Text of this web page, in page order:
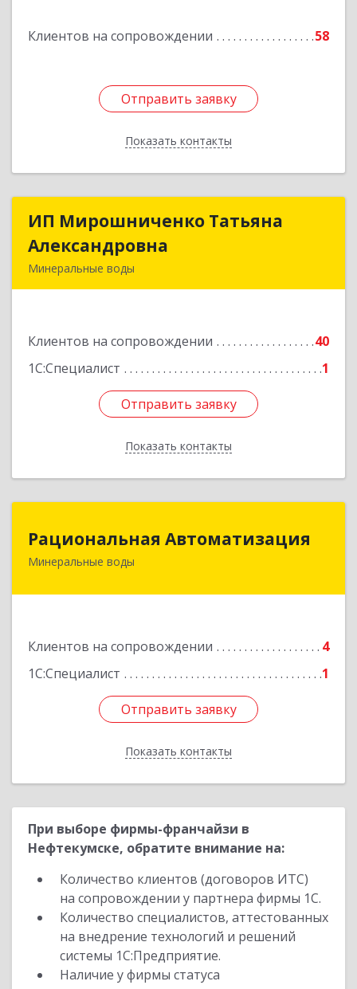
Клиентов на сопровождении 58
Отправить заявку
Показать контакты
Отправить заявку
Назад
ИП Мирошниченко Татьяна
Александровна
Минеральные воды
Клиентов на сопровождении
40
1С:Специалист
1
Отправить заявку
Показать контакты
ИП Мирошниченко Татьяна
Подробнее
Отправить заявку
Назад
Рациональная Автоматизация
Минеральные воды
Клиентов на сопровождении
4
1С:Специалист
1
Отправить заявку
Показать контакты
357209, Ставропольский край, м.о.
Подробнее
Отправить заявку
Назад
При выборе фирмы-франчайзи в
Нефтекумске, обратите внимание на:
Количество клиентов (договоров ИТС)
на сопровождении у партнера фирмы 1С.
Количество специалистов, аттестованных
на внедрение технологий и решений
системы 1С:Предприятие.
Наличие у фирмы статуса